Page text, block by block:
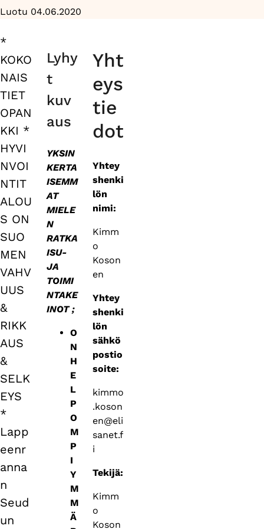
Luotu 04.06.2020
Primary
tabs
*
KOKO
NAIS
TIET
OPAN
KKI *
HYVI
NVOI
NTIT
ALOU
S ON
SUO
MEN
VAHV
UUS
&
RIKK
AUS
&
SELK
EYS
*
Lapp
eenr
anna
n
Seud
un
Lyhy
t
kuv
aus
YKSIN
KERTA
ISEMM
AT
MIELE
N
RATKA
ISU-
JA
TOIMI
NTAKE
INOT ;
O
N
H
E
L
P
O
M
P
I
Y
M
M
Ä
Yht
eys
tie
dot
Yhtey
shenki
lön
nimi:
Kimm
o
Koson
en
Yhtey
shenki
lön
sähkö
postio
soite:
kimmo
.koson
en@eli
sanet.f
i
Tekijä:
Kimm
o
Koson